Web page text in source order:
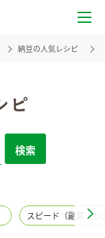
納豆の人気レシピ
検索
スピード（副菜・つ